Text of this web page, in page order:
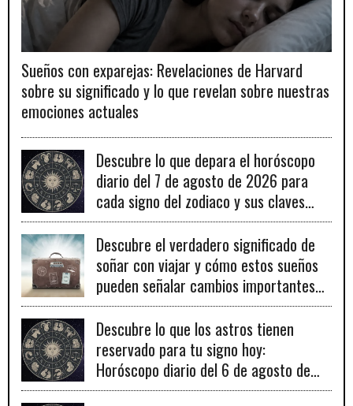
Sueños con exparejas: Revelaciones de Harvard
sobre su significado y lo que revelan sobre nuestras
emociones actuales
Descubre lo que depara el horóscopo
diario del 7 de agosto de 2026 para
cada signo del zodiaco y sus claves
para el éxito.
Descubre el verdadero significado de
soñar con viajar y cómo estos sueños
pueden señalar cambios importantes
en tu vida personal y profesional.
Descubre lo que los astros tienen
reservado para tu signo hoy:
Horóscopo diario del 6 de agosto de
2026